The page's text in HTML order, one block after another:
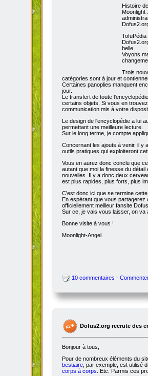
Histoire
belle.
Voyons
Trois
catégories sont à jour et
Certaines panoplies manquent
jour.
Le transfert de toute
certains objets. Si vous en
communication mis à votre
Le design de l'encyclopédie a lui
permettant une meilleure lecture.
Sur le long terme, je compte
Concernant les ajouts à venir, il y
outils pratiques qui exploiteront
Vous en aurez donc conclu que
autant que moi la finesse du
nouvelles. Il y a donc deux
est plus rapides, plus forts, plus
C'est donc ici que se termine
En espérant que vous
officiellement meilleur fansite
Sur ce, je vais vous laisser, on va
Bonne visite à vous !
Moonlight-Angel.
10 commentaires -
Dofus2.org recrute des
Bonjour à tous,
Pour de nombreux éléments du
bestiaire, par exemple, est utilisé
corps à corps. Etc. Parmis ces